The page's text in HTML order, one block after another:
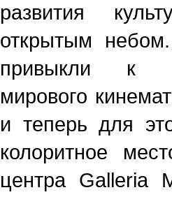
развития
открытым
привыкли к
мирового
и теперь для
колоритное
центра Galleria